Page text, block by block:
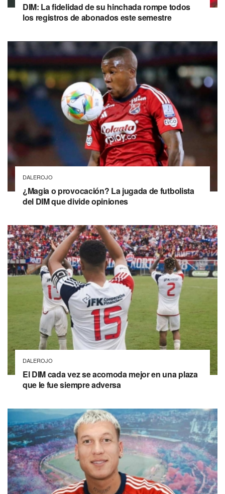
DIM: La fidelidad de su hinchada rompe todos
los registros de abonados este semestre
DALEROJO
¿Magia o provocación? La jugada de futbolista
del DIM que divide opiniones
DALEROJO
El DIM cada vez se acomoda mejor en una plaza
que le fue siempre adversa